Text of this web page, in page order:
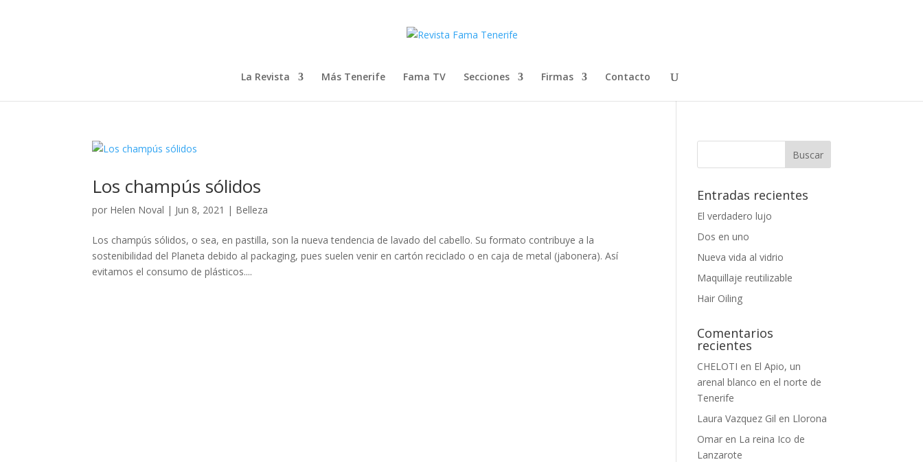
La Revista Más Tenerife Fama TV Secciones Firmas Contacto
Los champús sólidos
por Helen Noval | Jun 8, 2021 | Belleza
Los champús sólidos, o sea, en pastilla, son la nueva tendencia de lavado del cabello. Su formato contribuye a la
sostenibilidad del Planeta debido al packaging, pues suelen venir en cartón reciclado o en caja de metal (jabonera). Así
evitamos el consumo de plásticos....
Entradas recientes
El verdadero lujo
Dos en uno
Nueva vida al vidrio
Maquillaje reutilizable
Hair Oiling
Comentarios
recientes
CHELOTI en El Apio, un
arenal blanco en el norte de
Tenerife
Laura Vazquez Gil en Llorona
Omar en La reina Ico de
Lanzarote